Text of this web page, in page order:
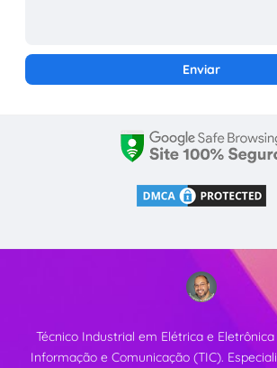
Técnico Industrial em Elétrica e
Informação e Comunicação (TIC).